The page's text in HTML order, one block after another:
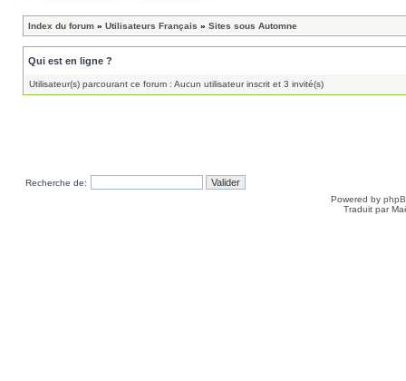
Index du forum » Utilisateurs Français » Sites sous Automne
Qui est en ligne ?
Utilisateur(s) parcourant ce forum : Aucun utilisateur inscrit et 3 invité(s)
Recherche de:
Powered by
Traduit par